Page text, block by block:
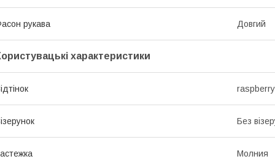
рукава Довгий
характеристики
raspberry
Без
Молния